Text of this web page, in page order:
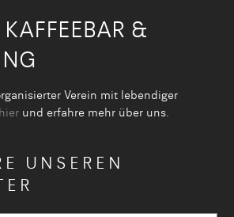
KAFFEEBAR &
Verein mit lebendiger
hier und erfahre mehr über uns.
UNSEREN